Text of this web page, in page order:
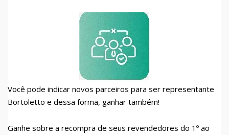
Você pode indicar novos parceiros para ser representante
Bortoletto e dessa forma, ganhar também!
Ganhe sobre a recompra de seus revendedores do 1º ao